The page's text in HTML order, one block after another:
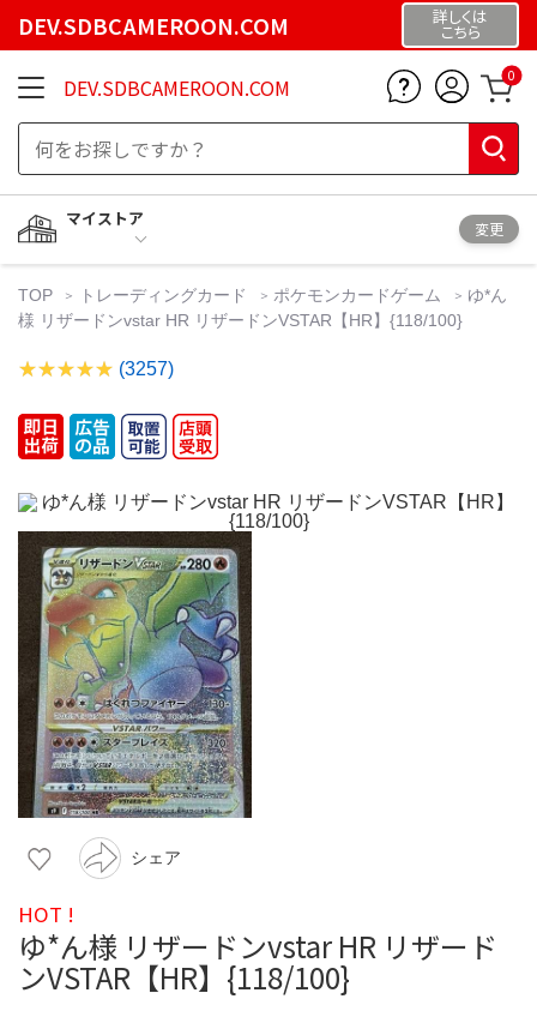
DEV.SDBCAMEROON.COM 詳しくは
こちら
DEV.SDBCAMEROON.COM 0
マイストア
変更
TOP トレーディングカード ポケモンカードゲーム
ゆ*ん
様 リザードンvstar HR リザードンVSTAR【HR】{118/100}
(3257)
シェア
HOT !
ゆ*ん様 リザードンvstar HR リザード
ンVSTAR【HR】{118/100}